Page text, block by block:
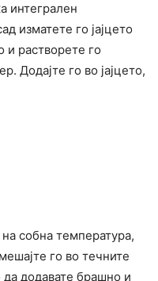
интегрален
изматете го јајцето
и растворете го
Додајте го во јајцето,
собна температура,
го во течните
додавате брашно и